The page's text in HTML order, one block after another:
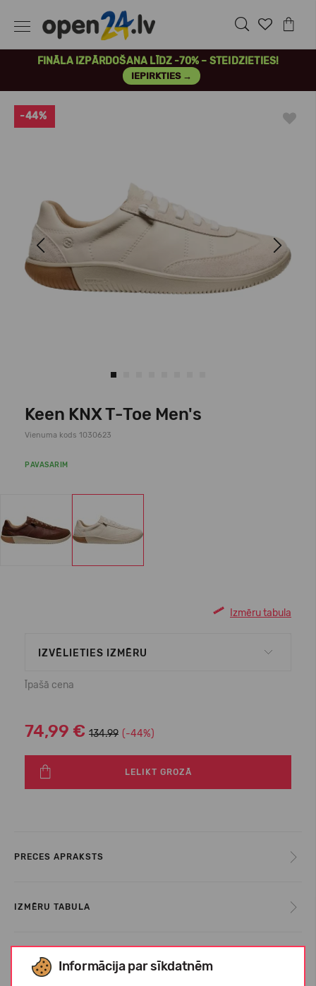
FINĀLA IZPĀRDOŠANA LĪDZ -70% – STEIDZIETIES!
IEPIRKTIES →
Informācija par sīkdatnēm
Previous Next
-44%
Keen KNX T-Toe Men's
Vienuma kods 1030623
PAVASARIM
Izmēru tabula
IZVĒLIETIES IZMĒRU
Īpašā cena
74,99 € 134.99 (-44%)
LELIKT GROZĀ
PRECES APRAKSTS
IZMĒRU TABULA
KOPŠANAS INSTRUKCIJAS